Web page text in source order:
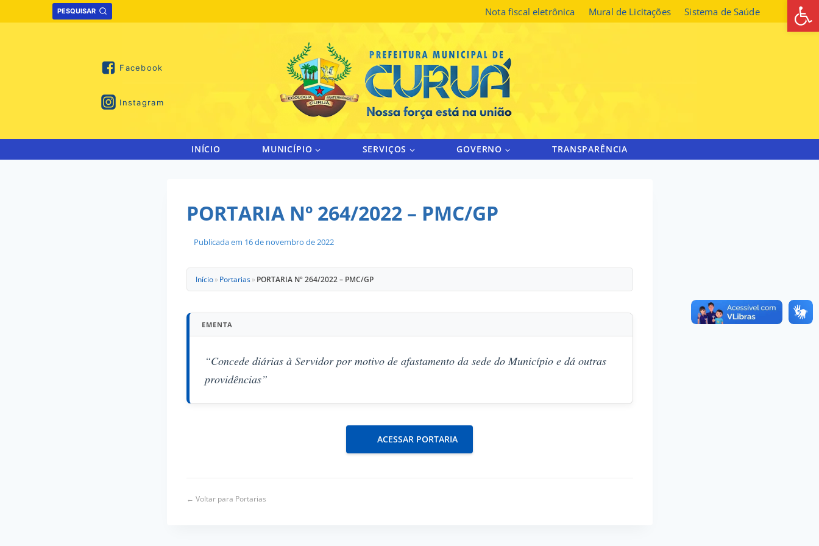
to
PESQUISAR Nota fiscal eletrônica Mural de Licitações Sistema de Saúde
Facebook
Instagram
INÍCIO MUNICÍPIO SERVIÇOS GOVERNO TRANSPARÊNCIA
PORTARIA Nº 264/2022 – PMC/GP
Publicada em 16 de novembro de 2022
Início » Portarias » PORTARIA Nº 264/2022 – PMC/GP
EMENTA
“Concede diárias à Servidor por motivo de afastamento da sede do Município e dá outras
providências”
ACESSAR PORTARIA
← Voltar para Portarias